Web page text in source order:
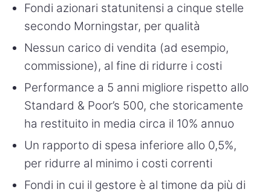
Fondi azionari statunitensi a cinque stelle
secondo Morningstar, per qualità
Nessun carico di vendita (ad esempio,
commissione), al fine di ridurre i costi
Performance a 5 anni migliore rispetto allo
Standard & Poor’s 500, che storicamente
ha restituito in media circa il 10% annuo
Un rapporto di spesa inferiore allo 0,5%,
per ridurre al minimo i costi correnti
Fondi in cui il gestore è al timone da più di